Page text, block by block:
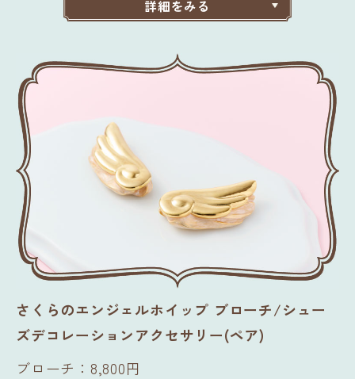
詳細をみる
さくらのエンジェルホイップ ブローチ/シュー
ズデコレーションアクセサリー(ペア)
ブローチ：8,800円